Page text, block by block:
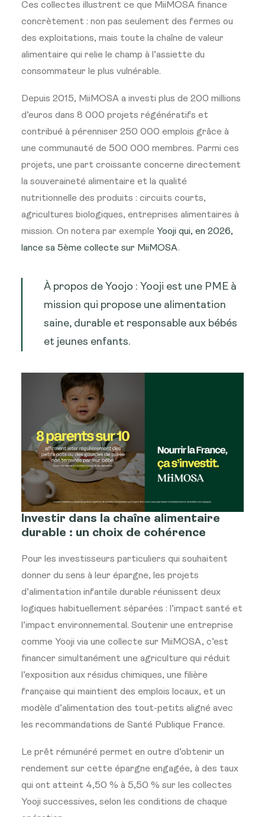
Ces collectes illustrent ce que MiiMOSA finance
concrètement : non pas seulement des fermes ou
des exploitations, mais toute la chaîne de valeur
alimentaire qui relie le champ à l’assiette du
consommateur le plus vulnérable.
Depuis 2015, MiiMOSA a investi plus de 200 millions
d’euros dans 8 000 projets régénératifs et
contribué à pérenniser 250 000 emplois grâce à
une communauté de 500 000 membres. Parmi ces
projets, une part croissante concerne directement
la souveraineté alimentaire et la qualité
nutritionnelle des produits : circuits courts,
agricultures biologiques, entreprises alimentaires à
mission. On notera par exemple Yooji qui, en 2026,
lance sa 5ème collecte sur MiiMOSA.
À propos de Yoojo : Yooji est une PME à
mission qui propose une alimentation
saine, durable et responsable aux bébés
et jeunes enfants.
Investir dans la chaîne alimentaire
durable : un choix de cohérence
Pour les investisseurs particuliers qui souhaitent
donner du sens à leur épargne, les projets
d’alimentation infantile durable réunissent deux
logiques habituellement séparées : l’impact santé et
l’impact environnemental. Soutenir une entreprise
comme Yooji via une collecte sur MiiMOSA, c’est
financer simultanément une agriculture qui réduit
l’exposition aux résidus chimiques, une filière
française qui maintient des emplois locaux, et un
modèle d’alimentation des tout-petits aligné avec
les recommandations de Santé Publique France.
Le prêt rémunéré permet en outre d’obtenir un
rendement sur cette épargne engagée, à des taux
qui ont atteint 4,50 % à 5,50 % sur les collectes
Yooji successives, selon les conditions de chaque